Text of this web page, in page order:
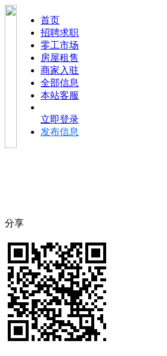
首页
招聘求职
零工市场
房屋租售
商家入驻
全部信息
本站客服
立即登录
发布信息
分享